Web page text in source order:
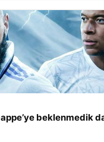
beklenmedik